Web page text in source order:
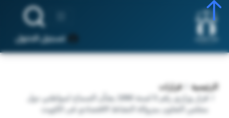
تسجيل الدخول
الرئيسية
قرارات
قرار وزاري رقم 5 لسنة 1990 بشأن السماح لمواطني دول
مجلس التعاون بمزوالة النشاط الاقتصادي فى الكويت